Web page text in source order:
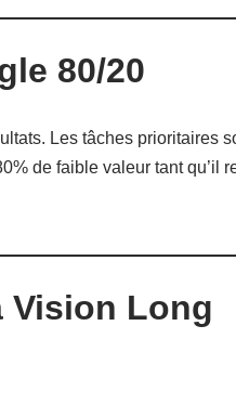
80/20
Les tâches prioritaires
de faible valeur tant qu’il
Vision Long